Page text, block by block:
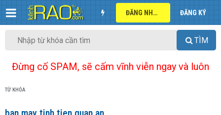
ĐĂNG NHẬP ĐĂNG KÝ
TÌM
Đừng cố SPAM, sẽ cấm vĩnh viễn ngay và luôn
TỪ KHÓA